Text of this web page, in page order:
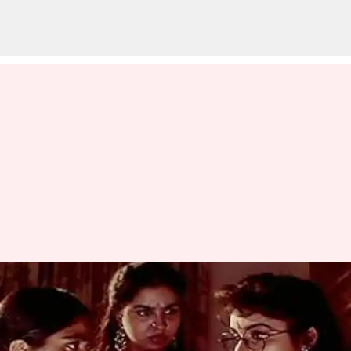
சர்வதேச மகளிர் தினம்
2025: தமிழ் சினிமாவில்
நம்மை கவர்ந்த பெண்